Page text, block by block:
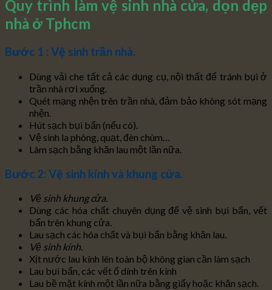
Quy trình làm vệ sinh nhà cửa, dọn dẹp
nhà ở Tphcm
Bước 1 : Vệ sinh trần nhà.
Dùng vải che tất cả các dụng cụ, nội thất để tránh bụi ở
trần nhà rơi xuống.
Quét mạng nhện trên trần nhà, đảm bảo không sót mạng
nhện.
Hút sạch bụi bẩn (nếu có).
Vệ sinh la phông, quạt, đèn chùm…
Làm sạch bằng khăn lau một lần nữa.
Bước 2: Vệ sinh kính và khung cửa.
Vệ sinh khung cửa.
Dùng các hóa chất chuyên dụng để vệ sinh bụi bẩn, vết
bẩn trên khung cửa.
Lau sạch các hóa chất và bụi bẩn bằng khăn lau.
Vệ sinh kính.
Xịt nước lau kính lên toàn bộ không gian cần làm sạch
Lau bụi bẩn, các vết ố dính trên kính
Lau bề mặt kính một lần nữa bằng giấy hoặc khăn sạch.